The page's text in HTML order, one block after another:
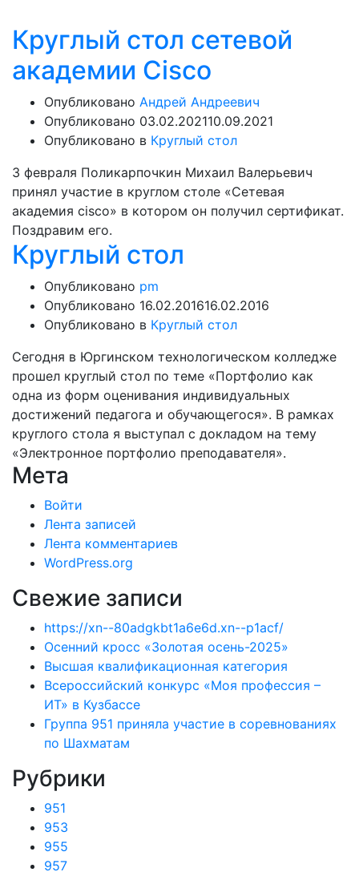
Круглый стол сетевой
академии Cisco
Опубликовано Андрей Андреевич
Опубликовано 03.02.202110.09.2021
Опубликовано в Круглый стол
3 февраля Поликарпочкин Михаил Валерьевич
принял участие в круглом столе «Сетевая
академия cisco» в котором он получил сертификат.
Поздравим его.
Круглый стол
Опубликовано pm
Опубликовано 16.02.201616.02.2016
Опубликовано в Круглый стол
Сегодня в Юргинском технологическом колледже
прошел круглый стол по теме «Портфолио как
одна из форм оценивания индивидуальных
достижений педагога и обучающегося». В рамках
круглого стола я выступал с докладом на тему
«Электронное портфолио преподавателя».
Мета
Войти
Лента записей
Лента комментариев
WordPress.org
Свежие записи
https://xn--80adgkbt1a6e6d.xn--p1acf/
Осенний кросс «Золотая осень-2025»
Высшая квалификационная категория
Всероссийский конкурс «Моя профессия –
ИТ» в Кузбассе
Группа 951 приняла участие в соревнованиях
по Шахматам
Рубрики
951
953
955
957